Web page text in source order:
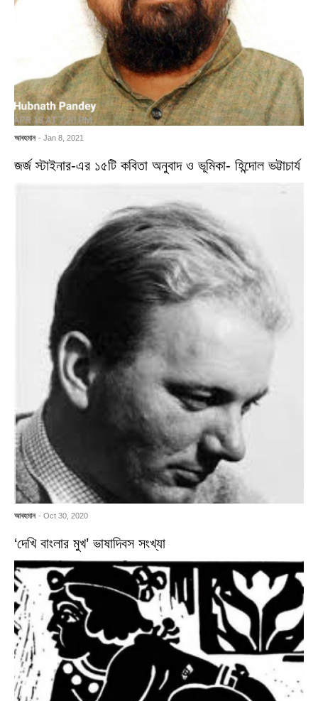
আবহমান - Jan 8, 2021
জর্জ স্টাইনার-এর ১৫টি কবিতা অনুবাদ ও ভূমিকা- হিন্দোল ভট্টাচার্য
আবহমান - Oct 30, 2020
‘দেখি বাংলার মুখ’ ভাষাদিবস সংখ্যা